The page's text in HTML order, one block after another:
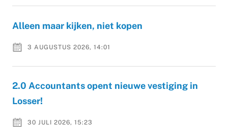
Alleen maar kijken, niet kopen
3 AUGUSTUS 2026, 14:01
2.0 Accountants opent nieuwe vestiging in
Losser!
30 JULI 2026, 15:23